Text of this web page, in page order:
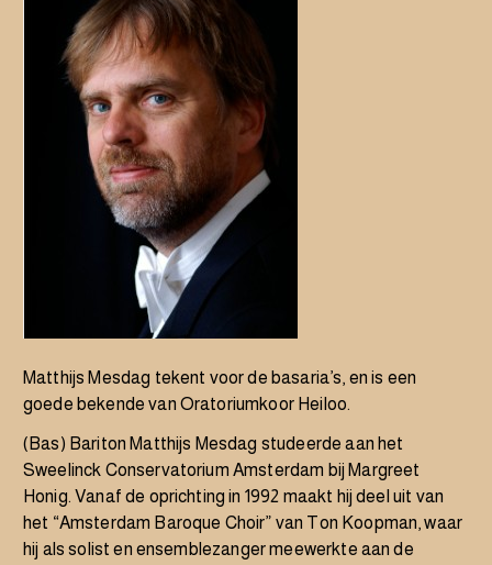
Matthijs Mesdag tekent voor de basaria’s, en is een
goede bekende van Oratoriumkoor Heiloo.
(Bas) Bariton Matthijs Mesdag studeerde aan het
Sweelinck Conservatorium Amsterdam bij Margreet
Honig. Vanaf de oprichting in 1992 maakt hij deel uit van
het “Amsterdam Baroque Choir” van Ton Koopman, waar
hij als solist en ensemblezanger meewerkte aan de